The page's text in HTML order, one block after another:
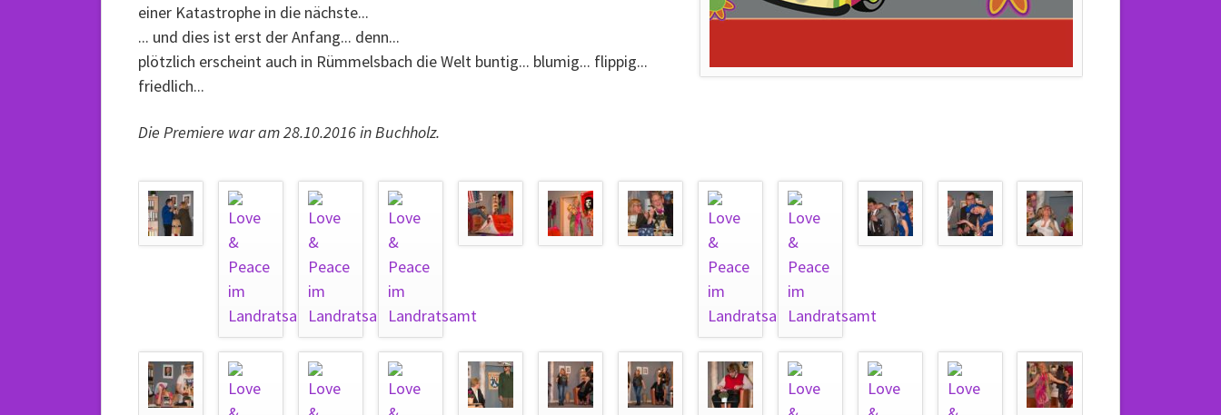
einer Katastrophe in die nächste...
... und dies ist erst der Anfang... denn...
plötzlich erscheint auch in Rümmelsbach die Welt buntig... blumig... flippig...
friedlich...
Die Premiere war am 28.10.2016 in Buchholz.